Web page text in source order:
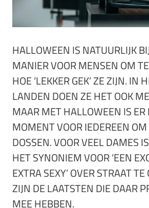
HALLOWEEN IS NATUURLIJK
MANIER VOOR MENSEN OM
HOE ‘LEKKER GEK’ ZE ZIJN. IN
LANDEN DOEN ZE HET OOK
MAAR MET HALLOWEEN IS ER
MOMENT VOOR IEDEREEN
DOSSEN. VOOR VEEL DAMES
HET SYNONIEM VOOR ‘EEN
EXTRA SEXY’ OVER STRAAT
ZIJN DE LAATSTEN DIE DAAR
MEE HEBBEN.